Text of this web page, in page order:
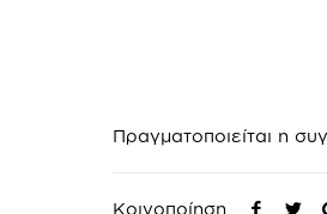
Πραγματοποιείται η
Κοινοποίηση